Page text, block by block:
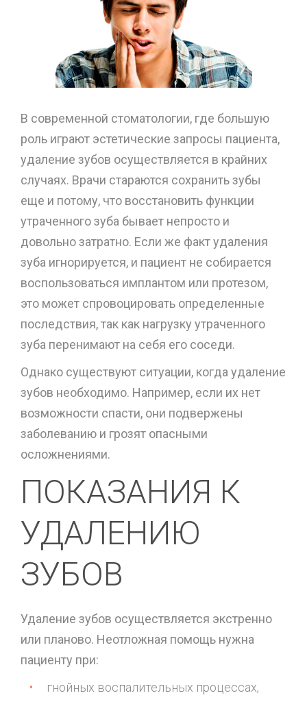
В современной стоматологии, где большую
роль играют эстетические запросы пациента,
удаление зубов осуществляется в крайних
случаях. Врачи стараются сохранить зубы
еще и потому, что восстановить функции
утраченного зуба бывает непросто и
довольно затратно. Если же факт удаления
зуба игнорируется, и пациент не собирается
воспользоваться имплантом или протезом,
это может спровоцировать определенные
последствия, так как нагрузку утраченного
зуба перенимают на себя его соседи.
Однако существуют ситуации, когда удаление
зубов необходимо. Например, если их нет
возможности спасти, они подвержены
заболеванию и грозят опасными
осложнениями.
ПОКАЗАНИЯ К
УДАЛЕНИЮ
ЗУБОВ
Удаление зубов осуществляется экстренно
или планово. Неотложная помощь нужна
пациенту при:
гнойных воспалительных процессах,